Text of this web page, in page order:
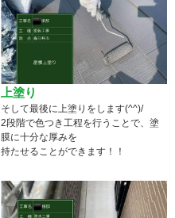
上塗り
そして最後に上塗りをします(^^)/
2段階で色つき工程を行うことで、塗
膜に十分な厚みを
持たせることができます！！